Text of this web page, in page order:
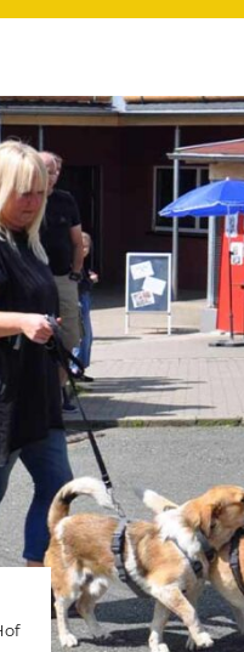
und Hochfranken.